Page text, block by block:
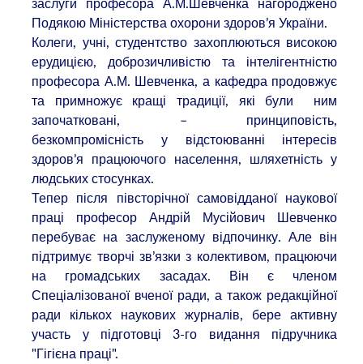
Подякою Міністерства охорони здоров’я України.
Колеги, учні, студентство захоплюються високою
ерудицією, доброзичливістю та інтелігентністю
професора А.М. Шевченка, а кафедра продовжує
та примножує кращі традиції, які були ним
започатковані, – принциповість,
безкомпромісність у відстоюванні інтересів
здоров’я працюючого населення, шляхетність у
людських стосунках.
Тепер після півсторічної самовідданої наукової
праці професор Андрій Мусійович Шевченко
перебуває на заслуженому відпочинку. Але він
підтримує творчі зв’язки з колективом, працюючи
на громадських засадах. Він є членом
Спеціалізованої вченої ради, а також редакційної
ради кількох наукових журналів, бере активну
участь у підготовці 3-го видання підручника
"Гігієна праці".